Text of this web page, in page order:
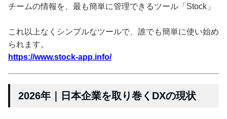
チームの情報を、最も簡単に管理できるツール「Stock」
これ以上なくシンプルなツールで、誰でも簡単に使い始め
られます。
https://www.stock-app.info/
2026年｜日本企業を取り巻くDXの現状